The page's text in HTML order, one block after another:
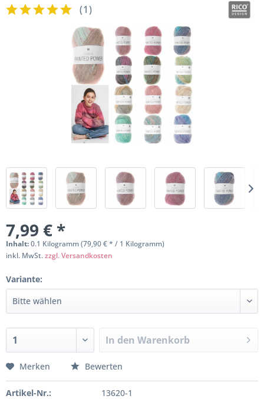
(1)
7,99 € *
Inhalt:0.1 Kilogramm (79,90 € * / 1 Kilogramm)
inkl. MwSt.zzgl. Versandkosten
Variante:
In den Warenkorb
Merken Bewerten
Artikel-Nr.: 13620-1